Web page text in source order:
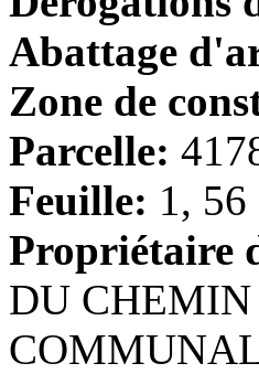
Abattage
Zone de
Parcelle:
Feuille: 1, 56
Propriétaire
DU